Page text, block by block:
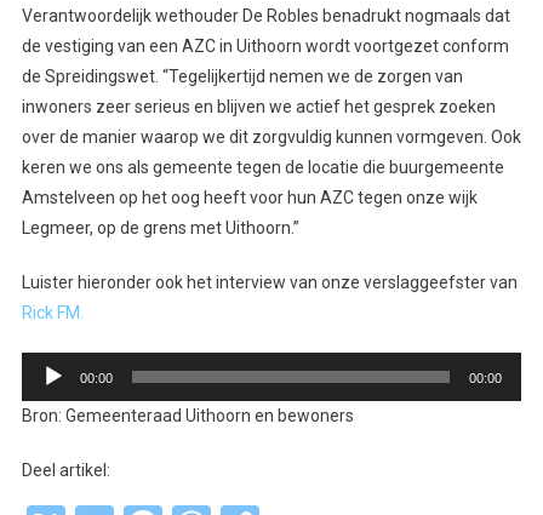
Verantwoordelijk wethouder De Robles benadrukt nogmaals dat
de vestiging van een AZC in Uithoorn wordt voortgezet conform
de Spreidingswet. “Tegelijkertijd nemen we de zorgen van
inwoners zeer serieus en blijven we actief het gesprek zoeken
over de manier waarop we dit zorgvuldig kunnen vormgeven. Ook
keren we ons als gemeente tegen de locatie die buurgemeente
Amstelveen op het oog heeft voor hun AZC tegen onze wijk
Legmeer, op de grens met Uithoorn.”
Luister hieronder ook het interview van onze verslaggeefster van
Rick FM.
Audiospeler
00:00 00:00
Bron: Gemeenteraad Uithoorn en bewoners
Deel artikel: